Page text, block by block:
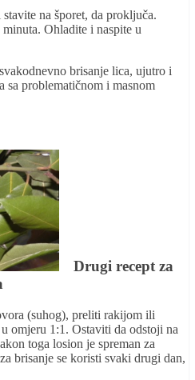
na šporet, da proključa.
Ohladite i naspite u
brisanje lica, ujutro i
sa problematičnom i masnom
Drugi recept za
(suhog), preliti rakijom ili
omjeru 1:1. Ostaviti da odstoji na
toga losion je spreman za
brisanje se koristi svaki drugi dan,